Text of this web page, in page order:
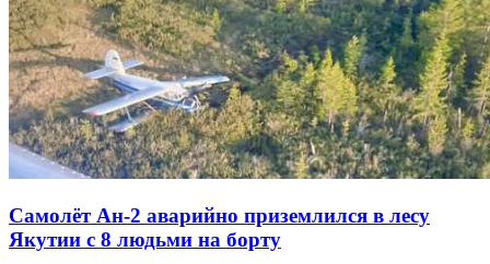
Самолёт Ан-2 аварийно приземлился в лесу
Якутии с 8 людьми на борту